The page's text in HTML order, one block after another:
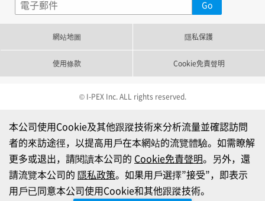
網站地圖 隱私保護
使用條款 Cookie免責聲明
© I-PEX Inc. ALL rights reserved.
本公司使用Cookie及其他跟蹤技術來分析流量並確認訪問
者的來訪途徑，以提高用戶在本網站的流覽體驗。如需瞭解
更多或退出，請閱讀本公司的 Cookie免責聲明。另外，還
請流覽本公司的 隱私政策。如果用戶選擇”接受”，即表示
用戶已同意本公司使用Cookie和其他跟蹤技術。